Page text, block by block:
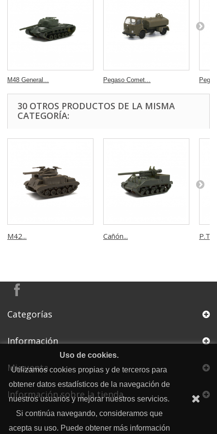
M48 General... Pegaso Comet...
30 OTROS PRODUCTOS DE LA MISMA
CATEGORÍA:
M42... Cañón...
Categorías
Información
Mi cuenta
Información sobre la tienda
Uso de cookies.
Utilizamos cookies propias y de terceros para
obtener datos estadísticos de la navegación de
nuestros usuarios y mejorar nuestros servicios.
Si continúa navegando, consideramos que
acepta su uso. Puede obtener más información